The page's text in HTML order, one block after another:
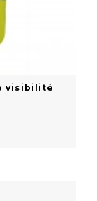
visibilité